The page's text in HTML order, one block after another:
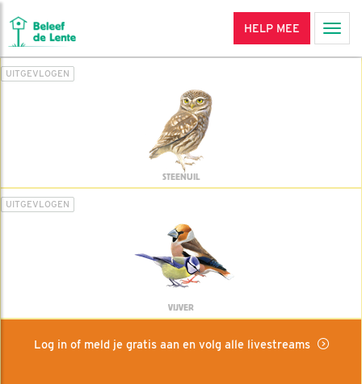
HELP MEE
UITGEVLOGEN
STEENUIL
UITGEVLOGEN
VIJVER
Log in of meld je gratis aan en volg alle livestreams